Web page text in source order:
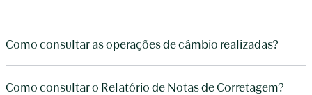
Como consultar as operações de câmbio realizadas?
Como consultar o Relatório de Notas de Corretagem?